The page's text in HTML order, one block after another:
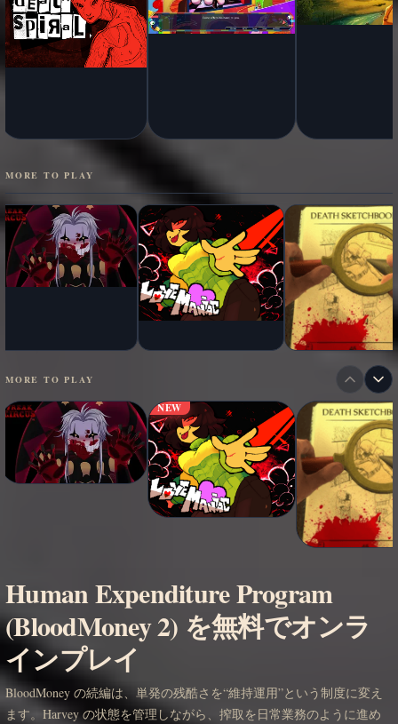
MORE TO PLAY
MORE TO PLAY
NEW
Human Expenditure Program
(BloodMoney 2) を無料でオンラ
インプレイ
BloodMoney の続編は、単発の残酷さを“維持運用”という制度に変え
ます。Harvey の状態を管理しながら、搾取を日常業務のように進め